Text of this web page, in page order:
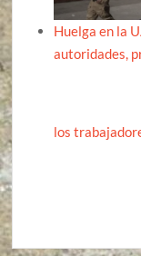
Huelga en la
autoridades,
los